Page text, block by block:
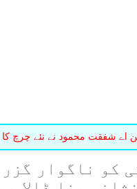
اے شفقت محمود نے نئے چرچ کا